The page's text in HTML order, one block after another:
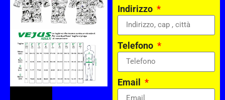
Indirizzo
Telefono
Email